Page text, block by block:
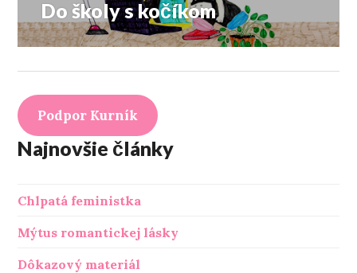
Ďalší
článok:
Do školy s kočíkom
Podpor Kurník
Najnovšie články
Chlpatá feministka
Mýtus romantickej lásky
Dôkazový materiál